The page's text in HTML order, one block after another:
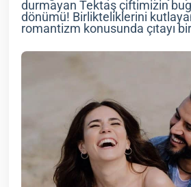
durmayan Tektaş çiftimizin
dönümü! Birlikteliklerini
romantizm konusunda çıtayı